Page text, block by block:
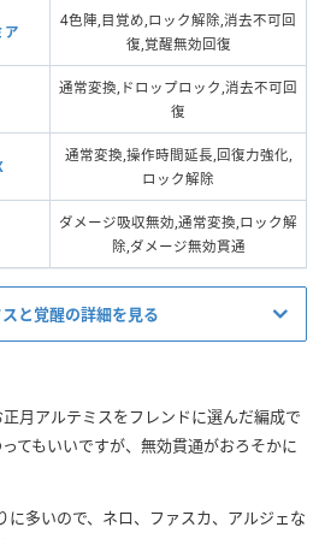
ア
4色陣,目覚め,ロック解除,消去不可回
復,覚醒無効回復
通常変換,ドロップロック,消去不可回
復
通常変換,操作時間延長,回復力強化,
ロック解除
ダメージ吸収無効,通常変換,ロック解
除,ダメージ無効貫通
と覚醒の詳細を見る
（33188）
（5322）
（115892）
（10269）
月アルテミスをフレンドに選んだ編成で
てもいいですが、無効貫通がおろそかに
に多いので、ネロ、ファスカ、アルジェな